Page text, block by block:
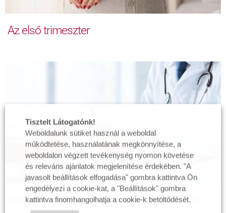
Az első trimeszter
Kulcsinformációk a várandósgondozásról
Tisztelt Látogatónk!
Weboldalunk sütiket használ a weboldal
működtetése, használatának megkönnyítése, a
weboldalon végzett tevékenység nyomon követése
és releváns ajánlatok megjelenítése érdekében. "A
javasolt beállítások elfogadása" gombra kattintva Ön
engedélyezi a cookie-kat, a "Beállítások" gombra
kattintva finomhangolhatja a cookie-k betöltődését.